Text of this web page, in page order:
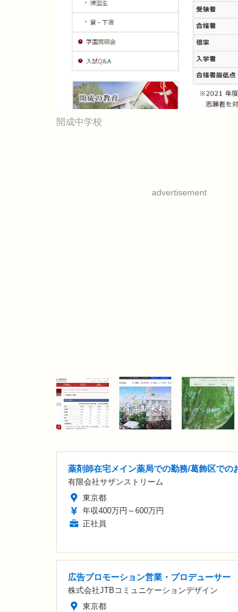
開成中学校
advertisement
薬剤師在宅メイン薬局での勤務/葛飾区での
有限会社サザンストリーム
東京都
年収400万円～600万円
正社員
広告プロモーション営業・プロデューサー
株式会社JTBコミュニケーションデザイン
東京都